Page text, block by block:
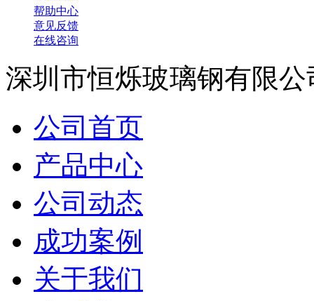
帮助中心
意见反馈
在线咨询
深圳市恒烁玻璃钢有限公
公司首页
产品中心
公司动态
成功案例
关于我们